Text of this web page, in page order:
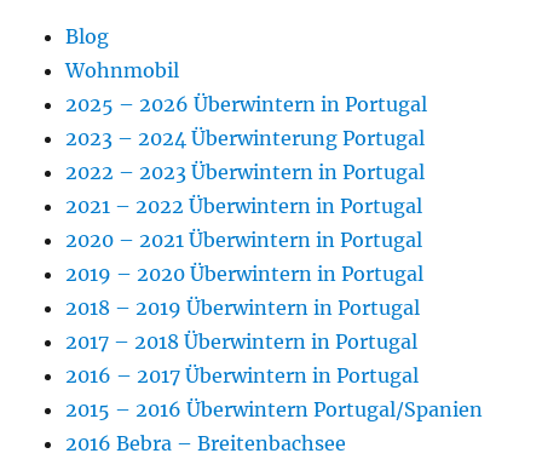
Blog
Wohnmobil
2025 – 2026 Überwintern in Portugal
2023 – 2024 Überwinterung Portugal
2022 – 2023 Überwintern in Portugal
2021 – 2022 Überwintern in Portugal
2020 – 2021 Überwintern in Portugal
2019 – 2020 Überwintern in Portugal
2018 – 2019 Überwintern in Portugal
2017 – 2018 Überwintern in Portugal
2016 – 2017 Überwintern in Portugal
2015 – 2016 Überwintern Portugal/Spanien
2016 Bebra – Breitenbachsee